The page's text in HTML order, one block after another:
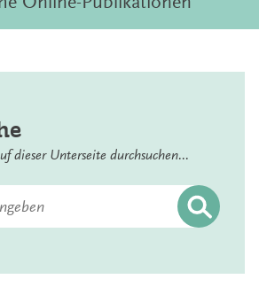
dieser Unterseite durchsuchen...